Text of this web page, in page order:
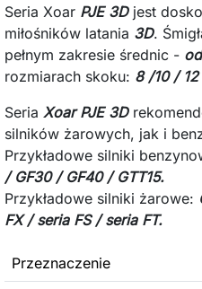
Seria Xoar PJE 3Djest
miłośników latania 3D.
pełnym zakresie średnic -
rozmiarach skoku: 8 /10 /
Seria Xoar PJE 3D
silników żarowych, jak i
Przykładowe silniki
/ GF30 / GF40 / GTT15.
Przykładowe silniki żarowe:
FX / seria FS / seria FT.
Przeznaczenie